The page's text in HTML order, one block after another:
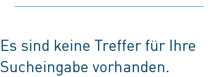
Es sind keine Treffer für Ihre
Sucheingabe vorhanden.